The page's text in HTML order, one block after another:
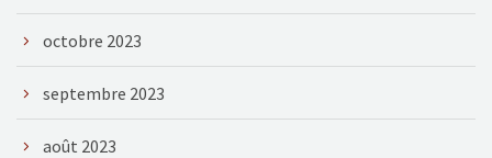
octobre 2023
septembre 2023
août 2023